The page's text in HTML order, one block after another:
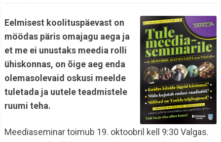
Eelmisest koolituspäevast on
möödas päris omajagu aega ja
et me ei unustaks meedia rolli
ühiskonnas, on õige aeg enda
olemasolevaid oskusi meelde
tuletada ja uutele teadmistele
ruumi teha.
Meediaseminar toimub 19. oktoobril kell 9:30 Valgas.